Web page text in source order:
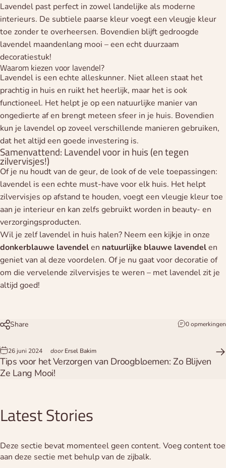
Lavendel past perfect in zowel landelijke als moderne
interieurs. De subtiele paarse kleur voegt een vleugje kleur
toe zonder te overheersen. Bovendien blijft gedroogde
lavendel maandenlang mooi – een echt duurzaam
decoratiestuk!
Waarom kiezen voor lavendel?
Lavendel is een echte alleskunner. Niet alleen staat het
prachtig in huis en ruikt het heerlijk, maar het is ook
functioneel. Het helpt je op een natuurlijke manier van
ongedierte af en brengt meteen sfeer in je huis. Bovendien
kun je lavendel op zoveel verschillende manieren gebruiken,
dat het altijd een goede investering is.
Samenvattend: Lavendel voor in huis (en tegen
zilvervisjes!)
Of je nu houdt van de geur, de look of de vele toepassingen:
lavendel is een echte must-have voor elk huis. Het helpt
zilvervisjes op afstand te houden, voegt een vleugje kleur toe
aan je interieur en kan zelfs gebruikt worden in beauty- en
verzorgingsproducten.
Wil je zelf lavendel in huis halen? Neem een kijkje in onze
donkerblauwe lavendelen natuurlijke blauwe lavendelen
geniet van al deze voordelen. Of je nu gaat voor decoratie of
om die vervelende zilvervisjes te weren – met lavendel zit je
altijd goed!
Share 0 opmerkingen
26 juni 2024 doorErsel Bakim
Tips voor het Verzorgen van Droogbloemen: Zo Blijven
Ze Lang Mooi!
LatestStories
Deze sectie bevat momenteel geen content. Voeg content toe
aan deze sectie met behulp van de zijbalk.